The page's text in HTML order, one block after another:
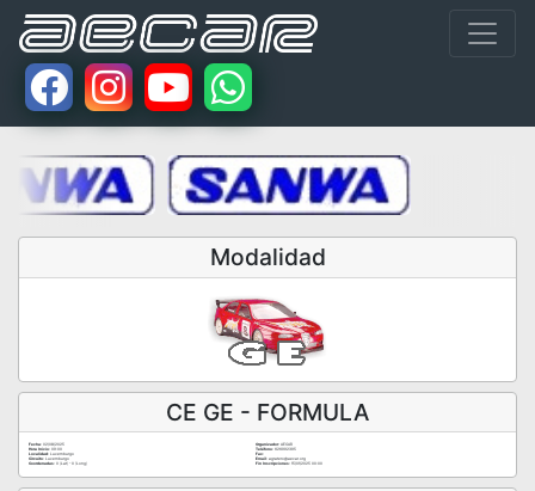
Modalidad
CE GE - FORMULA
Fecha: 02/08/2025 Organizador:
AECAR
Hora Inicio:
Teléfono:
626992395
Localidad:Luxemburgo
Fax:
Circuito:Luxemburgo Email:agratero@aecar.org
Coordenadas:
0 (Lat) - 0 (Long) Fin Inscripciones:15/01/2025 00:00